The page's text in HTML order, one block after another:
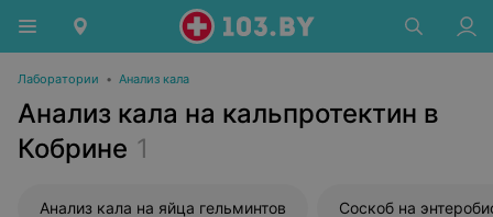
Лаборатории • Анализ кала
Анализ кала на кальпротектин в
Кобрине 1
Анализ кала на яйца гельминтов Соскоб на